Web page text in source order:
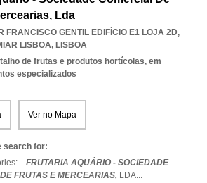
Lda
FRANCISCO GENTIL EDIFÍCIO E1 LOJA 2D,
LISBOA, LISBOA
de frutas e produtos hortícolas, em
especializados
Ver no Mapa
search for:
...FRUTARIA AQUÁRIO - SOCIEDADE
FRUTAS E MERCEARIAS, LDA...